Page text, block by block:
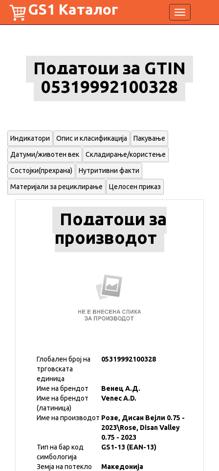
Toggle
navigation
GS1 Каталог
Податоци за GTIN
05319992100328
Индикатори Опис и класификација Пакување
Датуми/животен век Складирање/користење
Состојки(прехрана) Нутритивни факти
Материјали за рециклирање Целосен приказ
Податоци за
производот
Глобален број на
трговската
единица
05319992100328
Име на брендот
Венец А.Д.
Име на брендот
(латиница)
Venec A.D.
Име на производот Розе, Дисан Вејли 0.75 -
2023\Rose, Disan Valley
0.75 - 2023
Тип на бар код
симбологија
GS1-13 (EAN-13)
Земја на потекло
Македонија